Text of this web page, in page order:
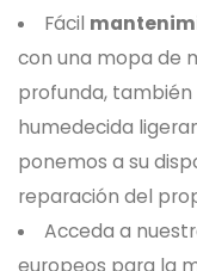
Fácil
con una mopa de
profunda,
humedecida
ponemos a su
reparación del
Acceda a